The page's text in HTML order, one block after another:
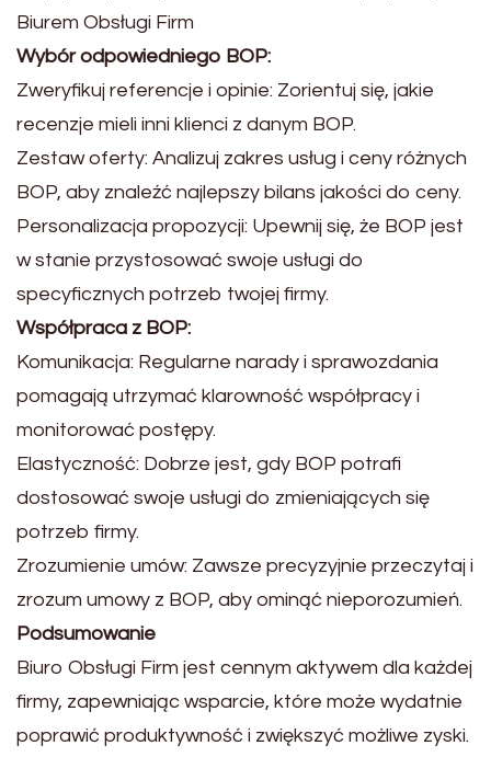
Biurem Obsługi Firm
Wybór odpowiedniego BOP:
Zweryfikuj referencje i opinie: Zorientuj się, jakie
recenzje mieli inni klienci z danym BOP.
Zestaw oferty: Analizuj zakres usług i ceny różnych
BOP, aby znaleźć najlepszy bilans jakości do ceny.
Personalizacja propozycji: Upewnij się, że BOP jest
w stanie przystosować swoje usługi do
specyficznych potrzeb twojej firmy.
Współpraca z BOP:
Komunikacja: Regularne narady i sprawozdania
pomagają utrzymać klarowność współpracy i
monitorować postępy.
Elastyczność: Dobrze jest, gdy BOP potrafi
dostosować swoje usługi do zmieniających się
potrzeb firmy.
Zrozumienie umów: Zawsze precyzyjnie przeczytaj i
zrozum umowy z BOP, aby ominąć nieporozumień.
Podsumowanie
Biuro Obsługi Firm jest cennym aktywem dla każdej
firmy, zapewniając wsparcie, które może wydatnie
poprawić produktywność i zwiększyć możliwe zyski.